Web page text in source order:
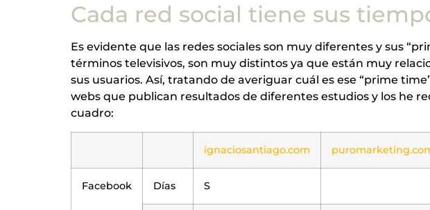
Cada red social tiene sus
Es evidente que las redes sociales son muy diferentes y sus
términos televisivos, son muy distintos ya que están muy
sus usuarios. Así, tratando de averiguar cuál es ese “prime
webs que publican resultados de diferentes estudios y los he
cuadro:
ignaciosantiago.com
Facebook Días S